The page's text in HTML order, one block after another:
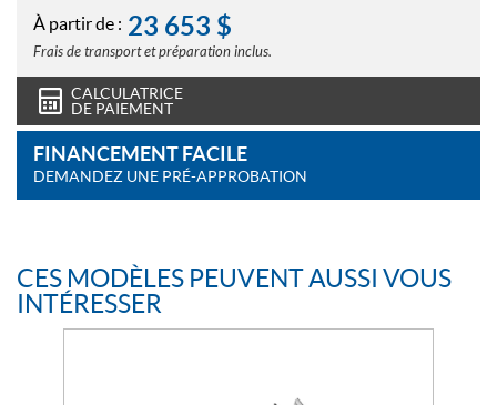
À partir de : 23 653 $
Frais de transport et préparation inclus.
CALCULATRICE
DE PAIEMENT
FINANCEMENT FACILE
DEMANDEZ UNE PRÉ-APPROBATION
CES MODÈLES PEUVENT AUSSI VOUS
INTÉRESSER